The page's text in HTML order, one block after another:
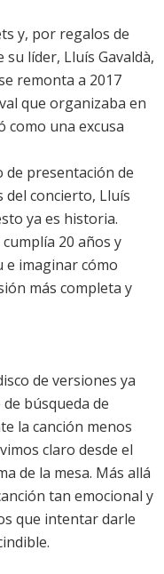
y, por regalos de
líder, Lluís Gavaldà,
remonta a 2017
que organizaba en
como una excusa
presentación de
del concierto, Lluís
ya es historia.
20 años y
e imaginar cómo
más completa y
de versiones ya
búsqueda de
la canción menos
claro desde el
de la mesa. Más allá
tan emocional y
que intentar darle